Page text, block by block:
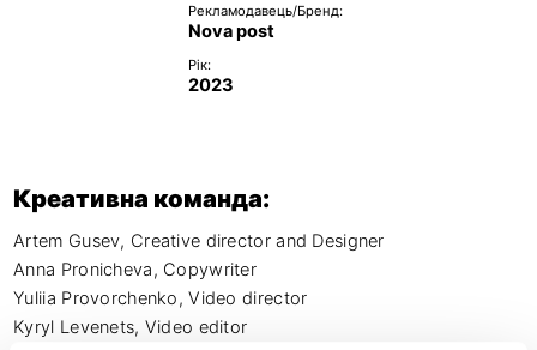
Рекламодавець/Бренд:
Nova post
Рік:
2023
Креативна команда:
Artem Gusev, Creative director and Designer
Anna Pronicheva, Copywriter
Yuliia Provorchenko, Video director
Kyryl Levenets, Video editor